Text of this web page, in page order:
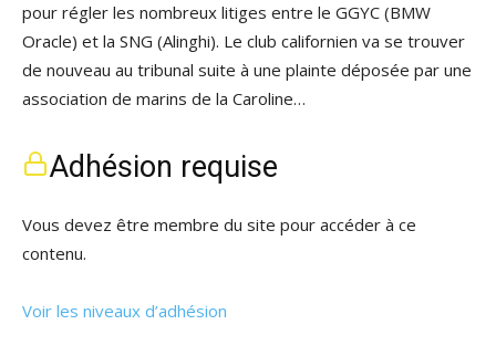
pour régler les nombreux litiges entre le GGYC (BMW
Oracle) et la SNG (Alinghi). Le club californien va se trouver
de nouveau au tribunal suite à une plainte déposée par une
association de marins de la Caroline…
Adhésion requise
Vous devez être membre du site pour accéder à ce
contenu.
Voir les niveaux d’adhésion